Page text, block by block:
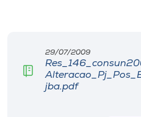
Biblioteca
29/07/2009
jba.pdf